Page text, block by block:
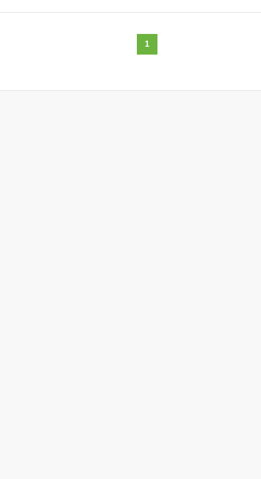
1